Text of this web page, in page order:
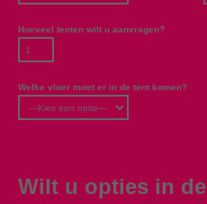
Hoeveel tenten wilt u aanvragen?
Welke vloer moet er in de tent komen?
Wilt u opties in